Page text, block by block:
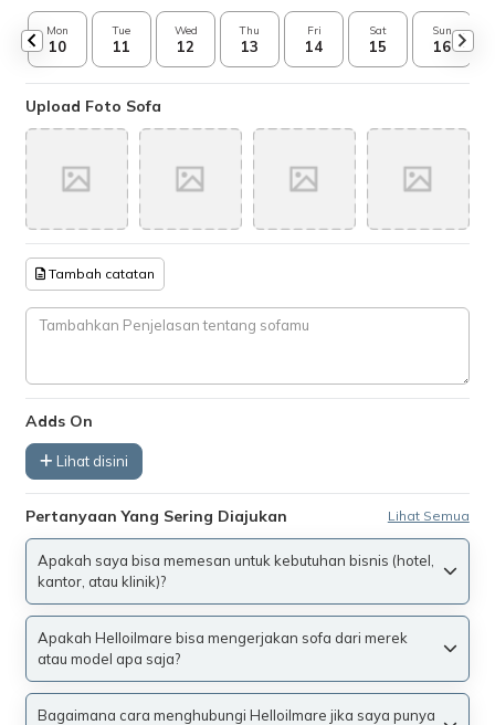
Mon
10
Tue
11
Wed
12
Thu
13
Fri
14
Sat
15
Sun
16
Upload Foto Sofa
Tambah catatan
Adds On
Lihat disini
Pertanyaan Yang Sering Diajukan Lihat Semua
Apakah saya bisa memesan untuk kebutuhan bisnis (hotel,
kantor, atau klinik)?
Apakah Helloilmare bisa mengerjakan sofa dari merek
atau model apa saja?
Bagaimana cara menghubungi Helloilmare jika saya punya